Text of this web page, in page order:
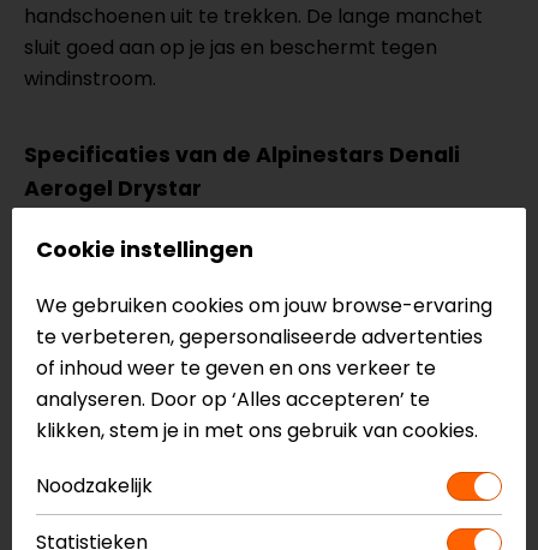
handschoenen uit te trekken. De lange manchet
sluit goed aan op je jas en beschermt tegen
windinstroom.
Specificaties van de Alpinestars Denali
Aerogel Drystar
Touring/Adventure
Gemaakt van stretch-polyester, softshell en
ripstop
Palm van geitenleer met gripversteviging
Drystar membraan: waterdicht en ademend
PrimaLoft Gold Aerogel isolatie op de vingers
Versterkte handpalm met ARshield-materiaal
Touchscreen compatibele vingertoppen
Cookie instellingen
We gebruiken cookies om jouw browse-ervaring
te verbeteren, gepersonaliseerde advertenties
of inhoud weer te geven en ons verkeer te
analyseren. Door op ‘Alles accepteren’ te
klikken, stem je in met ons gebruik van cookies.
Noodzakelijk
Statistieken